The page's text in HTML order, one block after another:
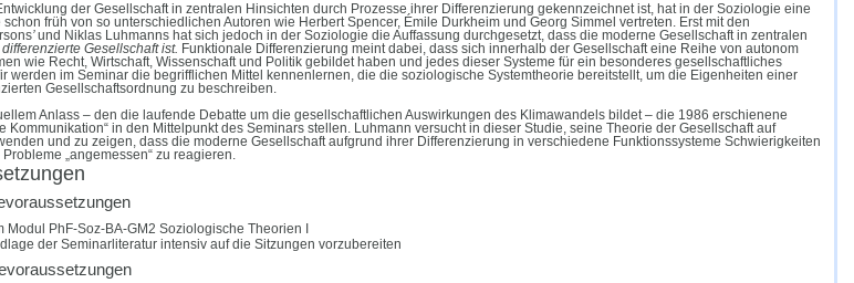
der Gesellschaft in zentralen Hinsichten durch Prozesse ihrer Differenzierung gekennzeichnet ist, hat in der Soziologie eine
früh von so unterschiedlichen Autoren wie Herbert Spencer, Émile Durkheim und Georg Simmel vertreten. Erst mit den
’und Niklas Luhmanns hat sich jedoch in der Soziologie die Auffassung durchgesetzt, dass die moderne Gesellschaft in zentralen
Gesellschaft ist. Funktionale Differenzierung meint dabei, dass sich innerhalb der Gesellschaft eine Reihe von autonom
wie Recht, Wirtschaft, Wissenschaft und Politik gebildet haben und jedes dieser Systeme für ein besonderes gesellschaftliches
werden im Seminar die begrifflichen Mittel
kennenlernen, die die soziologische Systemtheorie bereitstellt, um die Eigenheiten einer
Gesellschaftsordnung zu beschreiben.
Anlass – den die laufende Debatte um die gesellschaftlichen Auswirkungen des Klimawandels bildet – die 1986 erschienene
Kommunikation“ in den Mittelpunkt des Seminars stellen. Luhmann versucht in dieser Studie, seine Theorie der Gesellschaft auf
und zu zeigen, dass die moderne Gesellschaft aufgrund ihrer Differenzierung in verschiedene Funktionssysteme Schwierigkeiten
„angemessen“ zu reagieren.
Modul PhF-Soz-BA-GM2 Soziologische Theorien I
der Seminarliteratur intensiv auf die Sitzungen vorzubereiten